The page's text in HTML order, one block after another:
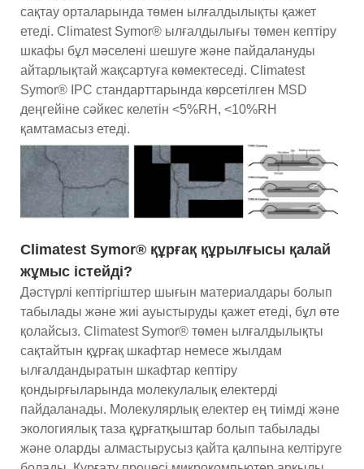
сақтау орталарында төмен ылғалдылықты қажет
етеді. Climatest Symor® ылғалдылығы төмен кептіру
шкафы бұл мәселені шешуге және пайдалануды
айтарлықтай жақсартуға көмектеседі. Climatest
Symor® IPC стандарттарында көрсетілген MSD
деңгейіне сәйкес келетін <5%RH, <10%RH
қамтамасыз етеді.
Climatest Symor® құрғақ құрылғысы қалай
жұмыс істейді?
Дәстүрлі кептіргіштер шығын материалдары болып
табылады және жиі ауыстыруды қажет етеді, бұл өте
қолайсыз. Climatest Symor® төмен ылғалдылықты
сақтайтын құрғақ шкафтар немесе жылдам
ылғалдандыратын шкафтар кептіру
қондырғыларында молекулалық електерді
пайдаланады. Молекулярлық електер ең тиімді және
экологиялық таза құрғатқыштар болып табылады
және оларды алмастырусыз қайта қалпына келтіруге